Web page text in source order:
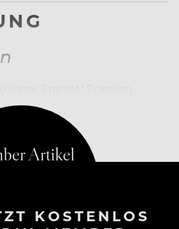
im Salzwasser
KOSTENLOS